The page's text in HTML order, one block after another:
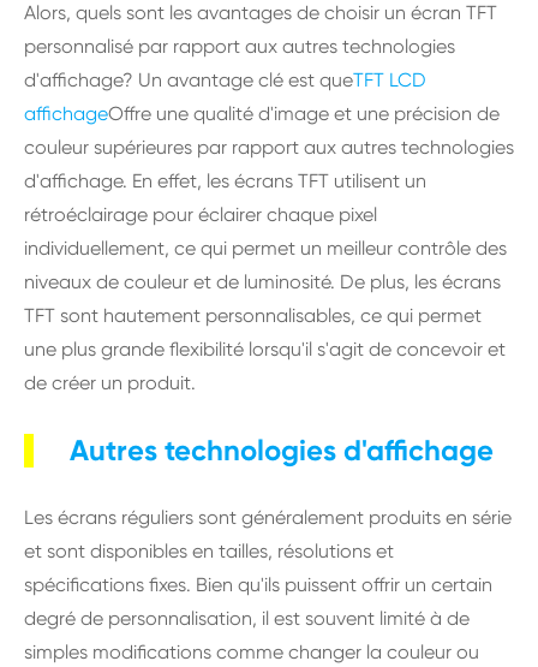
Alors, quels sont les avantages de choisir un écran TFT
personnalisé par rapport aux autres technologies
d'affichage? Un avantage clé est queTFT LCD
affichageOffre une qualité d'image et une précision de
couleur supérieures par rapport aux autres technologies
d'affichage. En effet, les écrans TFT utilisent un
rétroéclairage pour éclairer chaque pixel
individuellement, ce qui permet un meilleur contrôle des
niveaux de couleur et de luminosité. De plus, les écrans
TFT sont hautement personnalisables, ce qui permet
une plus grande flexibilité lorsqu'il s'agit de concevoir et
de créer un produit.
Autres technologies d'affichage
Les écrans réguliers sont généralement produits en série
et sont disponibles en tailles, résolutions et
spécifications fixes. Bien qu'ils puissent offrir un certain
degré de personnalisation, il est souvent limité à de
simples modifications comme changer la couleur ou